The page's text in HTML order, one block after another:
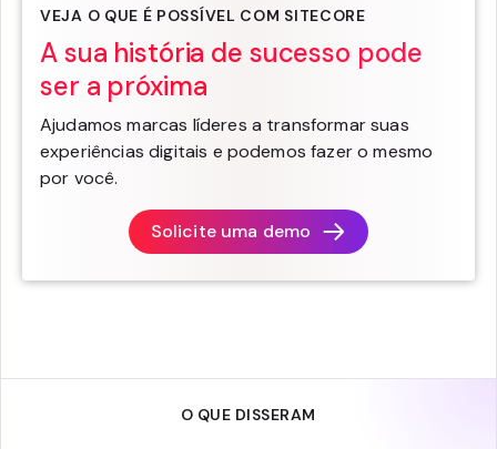
VEJA O QUE É POSSÍVEL COM SITECORE
A sua história de sucesso pode
ser a próxima
Ajudamos marcas líderes a transformar suas
experiências digitais e podemos fazer o mesmo
por você.
Solicite uma demo
O QUE DISSERAM